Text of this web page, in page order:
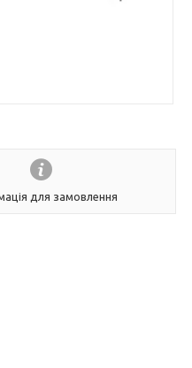
для замовлення